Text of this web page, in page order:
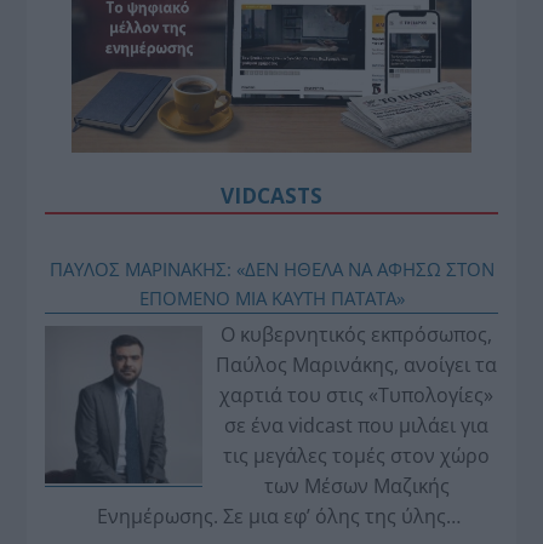
VIDCASTS
ΠΑΥΛΟΣ ΜΑΡΙΝΑΚΗΣ: «ΔΕΝ ΗΘΕΛΑ ΝΑ ΑΦΗΣΩ ΣΤΟΝ
ΕΠΟΜΕΝΟ ΜΙΑ ΚΑΥΤΗ ΠΑΤΑΤΑ»
Ο κυβερνητικός εκπρόσωπος,
Παύλος Μαρινάκης, ανοίγει τα
χαρτιά του στις «Τυπολογίες»
σε ένα vidcast που μιλάει για
τις μεγάλες τομές στον χώρο
των Μέσων Μαζικής
Ενημέρωσης. Σε μια εφ’ όλης της ύλης